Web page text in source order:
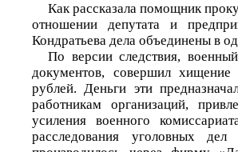
Как рассказала помощник
отношении депутата и
Кондратьева дела объединены в
По версии следствия,
документов, совершил
рублей. Деньги эти
работникам организаций,
усиления военного
расследования уголовных